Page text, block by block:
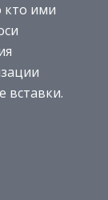
кто ими
вставки.